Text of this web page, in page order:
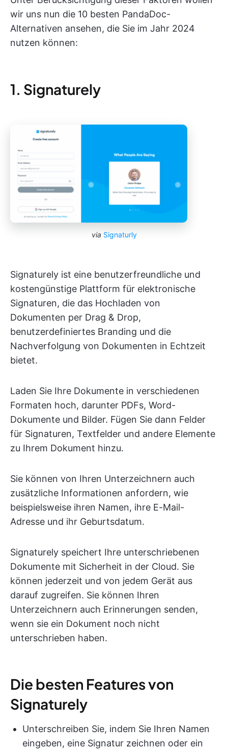
wir uns nun die 10 besten PandaDoc-
Alternativen ansehen, die Sie im Jahr 2024
nutzen können:
1. Signaturely
via Signaturly
Signaturely ist eine benutzerfreundliche und
kostengünstige Plattform für elektronische
Signaturen, die das Hochladen von
Dokumenten per Drag & Drop,
benutzerdefiniertes Branding und die
Nachverfolgung von Dokumenten in Echtzeit
bietet.
Laden Sie Ihre Dokumente in verschiedenen
Formaten hoch, darunter PDFs, Word-
Dokumente und Bilder. Fügen Sie dann Felder
für Signaturen, Textfelder und andere Elemente
zu Ihrem Dokument hinzu.
Sie können von Ihren Unterzeichnern auch
zusätzliche Informationen anfordern, wie
beispielsweise ihren Namen, ihre E-Mail-
Adresse und ihr Geburtsdatum.
Signaturely speichert Ihre unterschriebenen
Dokumente mit Sicherheit in der Cloud. Sie
können jederzeit und von jedem Gerät aus
darauf zugreifen. Sie können Ihren
Unterzeichnern auch Erinnerungen senden,
wenn sie ein Dokument noch nicht
unterschrieben haben.
Die besten Features von
Signaturely
Unterschreiben Sie, indem Sie Ihren Namen
eingeben, eine Signatur zeichnen oder ein